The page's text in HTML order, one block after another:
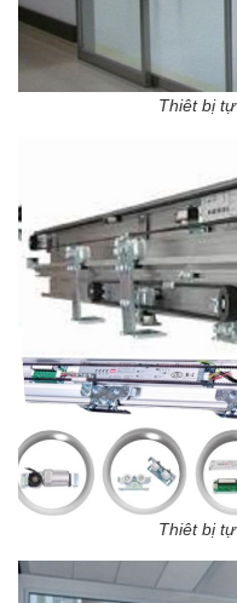
Thiêt bị
Thiêt bị